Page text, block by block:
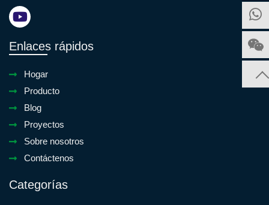
Enlaces rápidos
Hogar
Producto
Blog
Proyectos
Sobre nosotros
Contáctenos
Categorías